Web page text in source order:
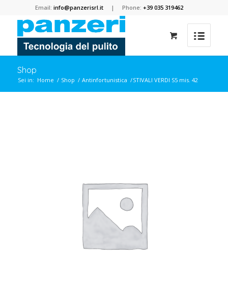
Email:info@panzerisrl.it | Phone:+39 035 319462
Shop
Sei in: Home / Shop / Antinfortunistica /STIVALI VERDI S5 mis. 42